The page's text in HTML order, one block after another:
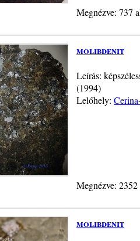
Megnézve: 737
molibdenit
Leírás:
(1994)
Lelőhely:
Megnézve:
molibdenit